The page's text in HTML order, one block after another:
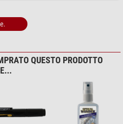
per pulire le ottiche: potrebbe
Sie nie Ihr T-Shirt zum
QUESTO PRODOTTO